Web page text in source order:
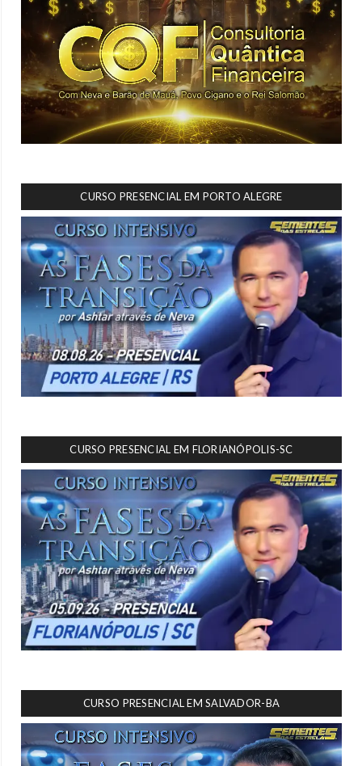
CURSO PRESENCIAL EM PORTO ALEGRE
CURSO PRESENCIAL EM FLORIANÓPOLIS-SC
CURSO PRESENCIAL EM SALVADOR-BA